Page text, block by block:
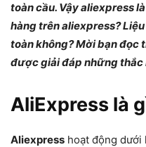
toàn cầu. Vậy aliexpress
hàng trên aliexpress?
toàn không? Mời bạn đọc
được giải đáp những thắc
AliExpress là
Aliexpress hoạt động dưới